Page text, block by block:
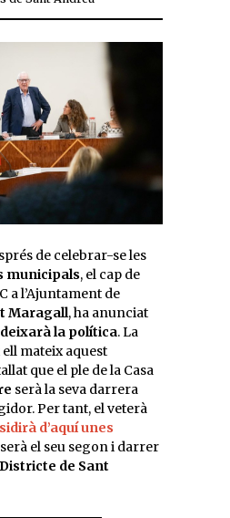
de celebrar-se les
municipals, el cap de
a l’Ajuntament de
Maragall, ha anunciat
deixarà la política. La
mateix aquest
que el ple de la Casa
serà la seva darrera
Per tant, el veterà
d’aquí unes
el seu segon i darrer
Districte de Sant